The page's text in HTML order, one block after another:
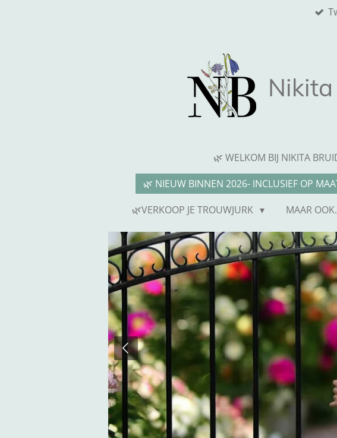
Nikita
🌿 WELKOM BIJ NIKITA
🌿 NIEUW BINNEN 2026- INCLUSIEF OP
🌿VERKOOP JE TROUWJURK
MAAR